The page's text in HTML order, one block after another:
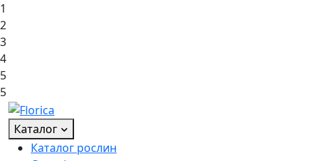
1
2
3
4
5
5
Каталог
Каталог рослин